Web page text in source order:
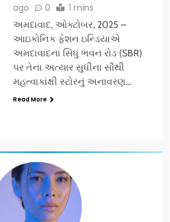
ago
0 1 mins
અમદાવાદ, ઓક્ટોબર, 2025 –
આઇકોનિક ફેશન ઇન્ડિયાએ
અમદાવાદના સિંધુ ભવન રોડ (SBR)
પર તેના અત્યાર સુધીના સૌથી
મહત્વાકાંક્ષી સ્ટોરનું અનાવરણ…
Read More